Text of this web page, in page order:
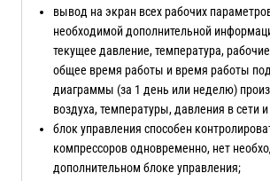
вывод на экран всех рабочих
необходимой дополнительной
текущее давление, температура,
общее время работы и время работы
диаграммы (за 1 день или неделю)
воздуха, температуры, давления в сети
блок управления способен
компрессоров одновременно, нет
дополнительном блоке управления;